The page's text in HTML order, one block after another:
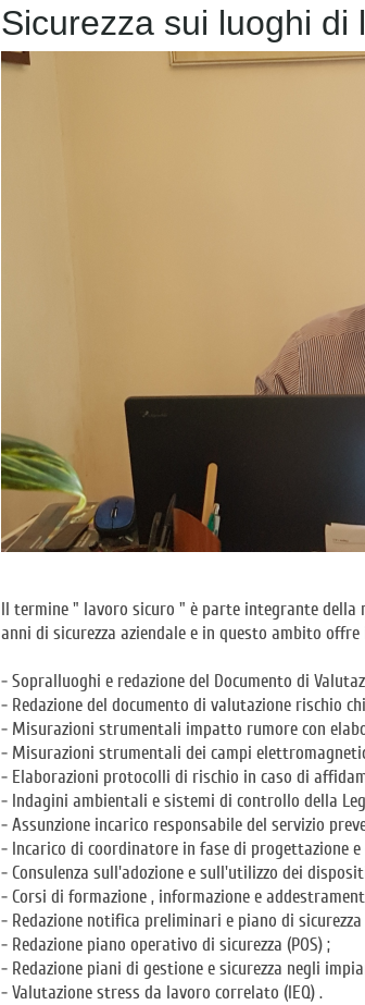
Sicurezza sui luoghi di
Il termine " lavoro sicuro " è parte integrante della
anni di sicurezza aziendale e in questo ambito
- Sopralluoghi e redazione del Documento di
- Redazione del documento di valutazione rischio
- Misurazioni strumentali impatto rumore con
- Misurazioni strumentali dei campi elettromagnetici
- Elaborazioni protocolli di rischio in caso di
- Indagini ambientali e sistemi di controllo della
- Assunzione incarico responsabile del servizio
- Incarico di coordinatore in fase di progettazione e
- Consulenza sull'adozione e sull'utilizzo dei
- Corsi di formazione , informazione e
- Redazione notifica preliminari e piano di sicurezza
- Redazione piano operativo di sicurezza (POS) ;
- Redazione piani di gestione e sicurezza negli
- Valutazione stress da lavoro correlato (IEQ) .